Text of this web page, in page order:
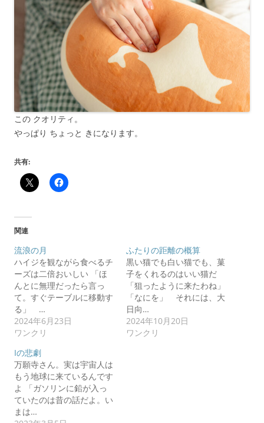
この クオリティ。
やっぱり ちょっと きになります。
共有:
関連
流浪の月
ハイジを観ながら食べるチ
ーズは二倍おいしい 「ほ
んとに無理だったら言っ
て。すぐテーブルに移動す
る」 …
2024年6月23日
ワンクリ
ふたりの距離の概算
黒い猫でも白い猫でも、菓
子をくれるのはいい猫だ
「狙ったように来たわね」
「なにを」 それには、大
日向…
2024年10月20日
ワンクリ
Iの悲劇
万願寺さん。実は宇宙人は
もう地球に来ているんです
よ 「ガソリンに鉛が入っ
ていたのは昔の話だよ。い
まは…